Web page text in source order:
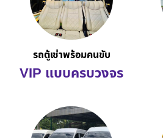
รถตู้เช่าพร้อมคนขับ
VIP แบบครบวงจร